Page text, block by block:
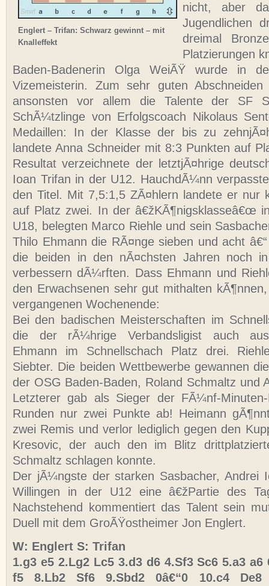
Englert – Trifan: Schwarz gewinnt – mit
Knalleffekt
nicht, aber
Jugendlichen
dreimal
Platzierungen
Baden-Badenerin Olga WeiÃŸ wurde in
Vizemeisterin. Zum sehr guten
ansonsten vor allem die Talente der SF
SchÃ¼tzlinge von Erfolgscoach Nikolaus
Medaillen: In der Klasse der bis zu
landete Anna Schneider mit 8:3 Punkten auf
Resultat verzeichnete der letztjÃ¤hrige
Ioan Trifan in der U12. HauchdÃ¼nn
den Titel. Mit 7,5:1,5 ZÃ¤hlern landete er nur
auf Platz zwei. In der â€žKÃ¶nigsklasseâ€œ
U18, belegten Marco Riehle und sein
Thilo Ehmann die RÃ¤nge sieben und acht
die beiden in den nÃ¤chsten Jahren noch
verbessern dÃ¼rften. Dass Ehmann und
den Erwachsenen sehr gut mithalten
vergangenen Wochenende:
Bei den badischen Meisterschaften im
die der rÃ¼hrige Verbandsligist auch
Ehmann im Schnellschach Platz drei.
Siebter. Die beiden Wettbewerbe gewannen
der OSG Baden-Baden, Roland Schmaltz und
Letzterer gab als Sieger der FÃ¼nf-
Runden nur zwei Punkte ab! Heimann
zwei Remis und verlor lediglich gegen den
Kresovic, der auch den im Blitz
Schmaltz schlagen konnte.
Der jÃ¼ngste der starken Sasbacher, Andrei
Willingen in der U12 eine â€žPartie des
Nachstehend kommentiert das Talent sein
Duell mit dem GroÃŸostheimer Jon Englert.
W: Englert S: Trifan
1.g3 e5 2.Lg2 Lc5 3.d3 d6 4.Sf3 Sc6 5.a3 a6
f5 8.Lb2 Sf6 9.Sbd2 0â€“0 10.c4